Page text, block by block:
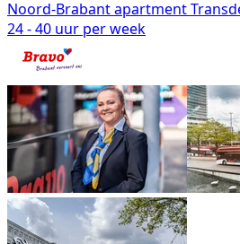
Noord-Brabantapartment
24 - 40 uur per week